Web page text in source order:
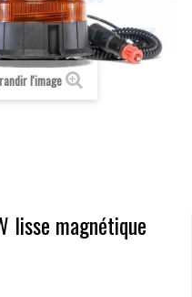
l'image
lisse magnétique